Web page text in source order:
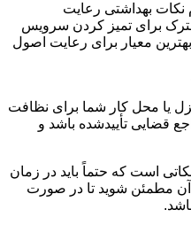
نکات بهداشتی رعایت
برای تمیز کردن سرویس
معیار برای رعایت اصول
یا محل کار شما برای نظافت
قضایی تأییدشده باشد و
است که حتماً باید در زمان
مطمئن شوید تا در صورت